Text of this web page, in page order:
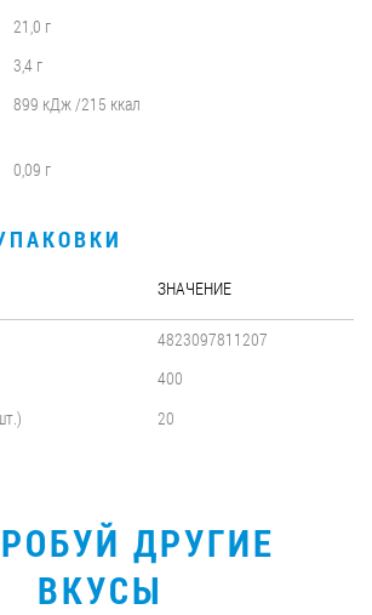
21,0 г
3,4 г
899 кДж /215 ккал
0,09 г
ЗНАЧЕНИЕ
4823097811207
400
20
ДРУГИЕ
ВКУСЫ